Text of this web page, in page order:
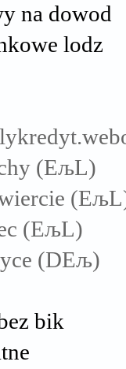
na dowod
lodz
(ЕљL)
(ЕљL)
(DЕљ)
bik